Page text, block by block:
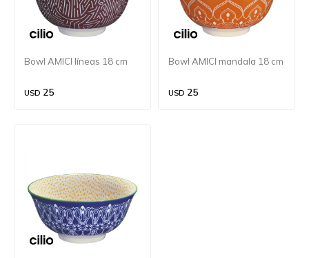
Bowl AMICI líneas 18 cm
USD 25
Bowl AMICI mandala 18 cm
USD 25